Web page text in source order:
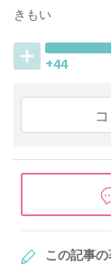
きもい
+44
この記事